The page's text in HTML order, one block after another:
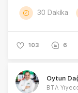
30 Dakika
103 6
Oytun
BTA